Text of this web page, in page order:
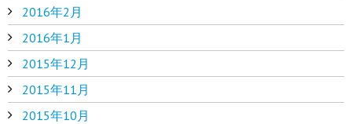
2016年2月
2016年1月
2015年12月
2015年11月
2015年10月